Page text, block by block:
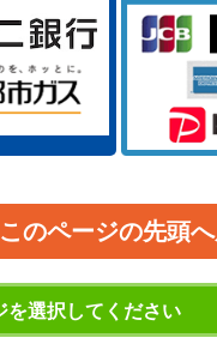
このページの先頭